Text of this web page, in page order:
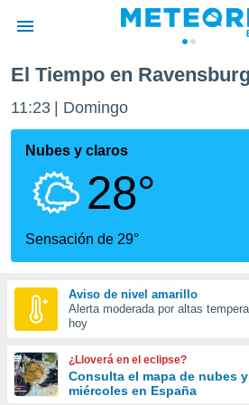
de
por
que se
calidad.
a este
las
y
forma
digital
basada
El Tiempo en Ravensburg
11:23 Domingo
Nubes y claros
28°
Sensación de 29°
Aviso de nivel amarillo
Alerta moderada por altas
hoy
¿Lloverá en el eclipse?
Consulta el mapa de nubes
miércoles en España